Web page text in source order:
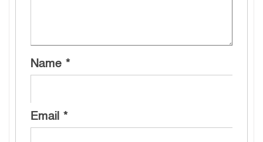
Name *
Email *